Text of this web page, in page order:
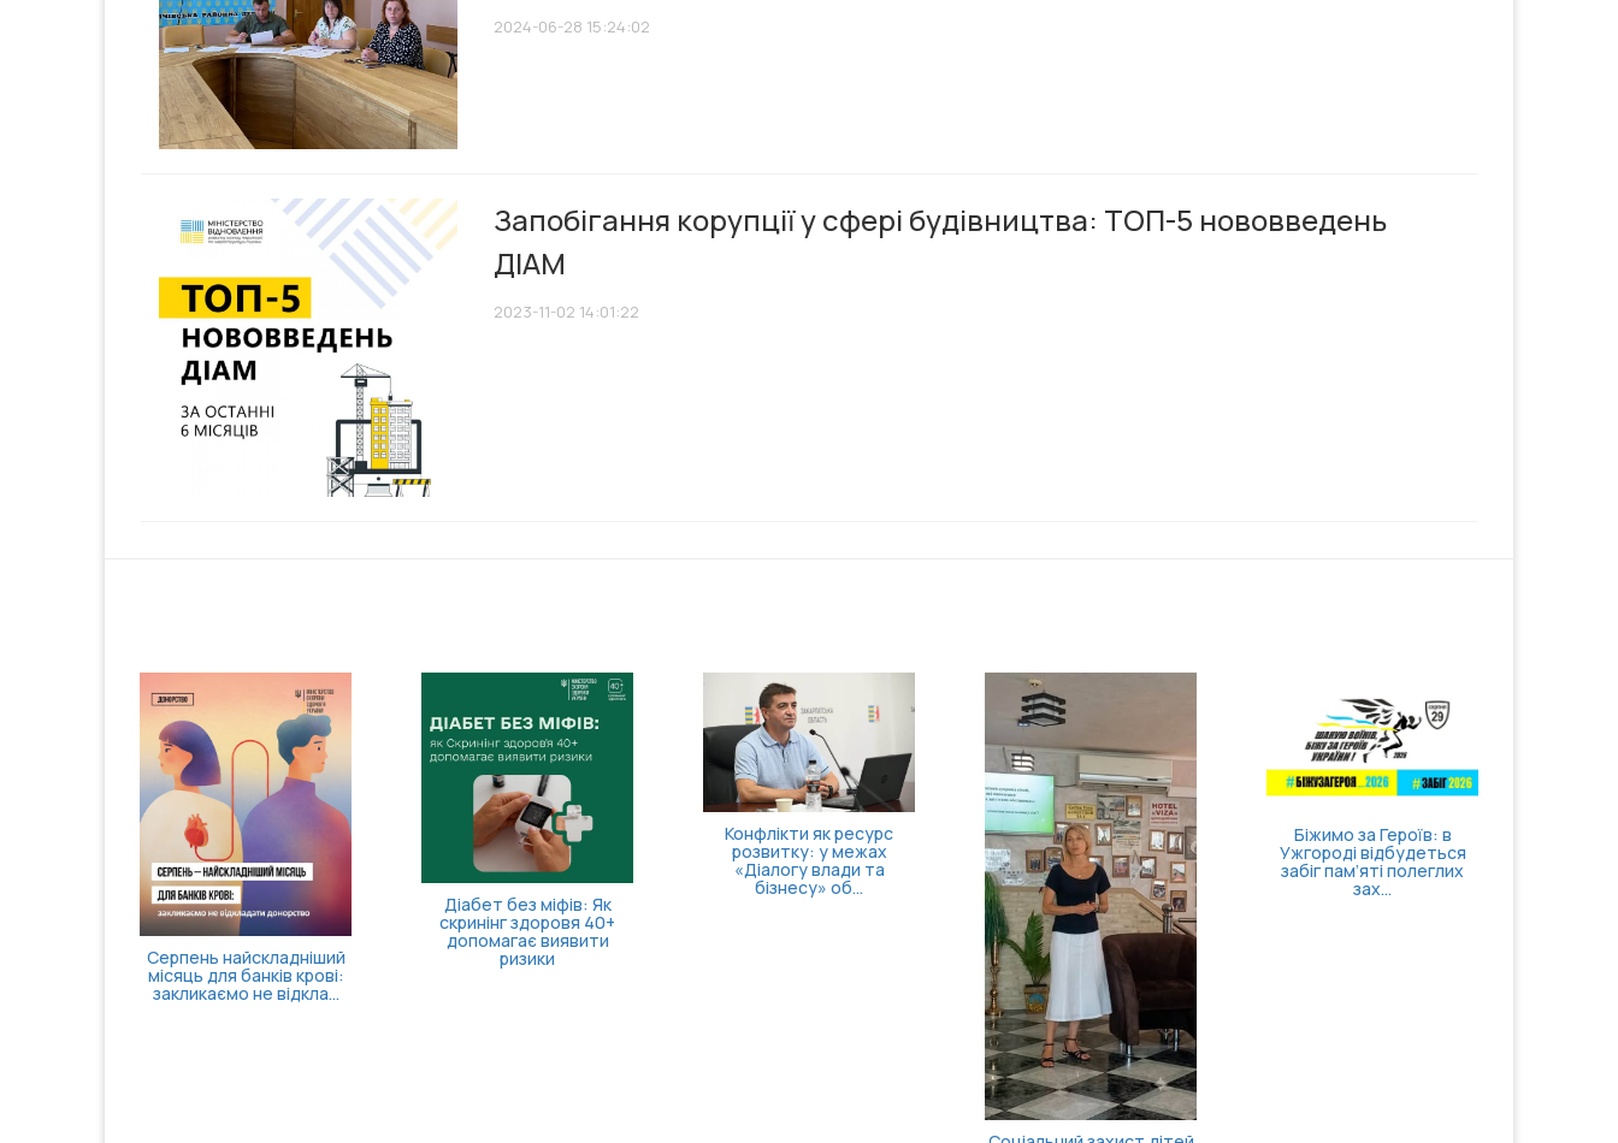
2024-06-28 15:24:02
Запобігання корупції у сфері будівництва: ТОП-5 нововведень
ДІАМ
2023-11-02 14:01:22
Серпень найскладніший
місяць для банків крові:
закликаємо не відкла...
Діабет без міфів: Як
скринінг здоровя 40+
допомагає виявити
ризики
Конфлікти як ресурс
розвитку: у межах
«Діалогу влади та
бізнесу» об...
Біжимо за Героїв: в
Ужгороді відбудеться
забіг пам’яті полеглих
зах...